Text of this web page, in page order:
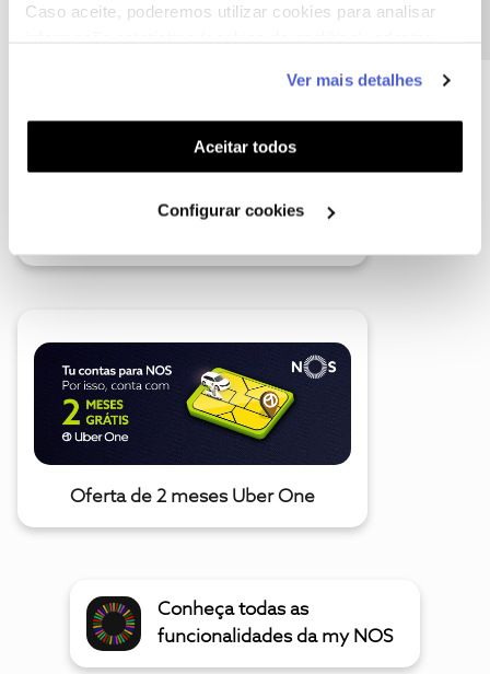
Caso aceite, poderemos utilizar cookies para analisar
funcionalidades (cookies de personalização e
funcionalidade) e adaptar anúncios aos seus interesses
(cookies de publicidade personalizada). Pode gerir a
utilização dos cookies clicando em "Configurar
Ver mais detalhes
Aceitar todos
Configurar cookies
Oferta de 2 meses Uber One
Conheça todas as
funcionalidades da my NOS